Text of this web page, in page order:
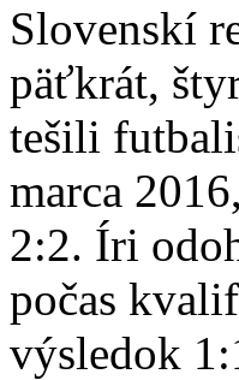
Slovenskí
päťkrát,
tešili
marca
2:2. Íri
počas
výsledok